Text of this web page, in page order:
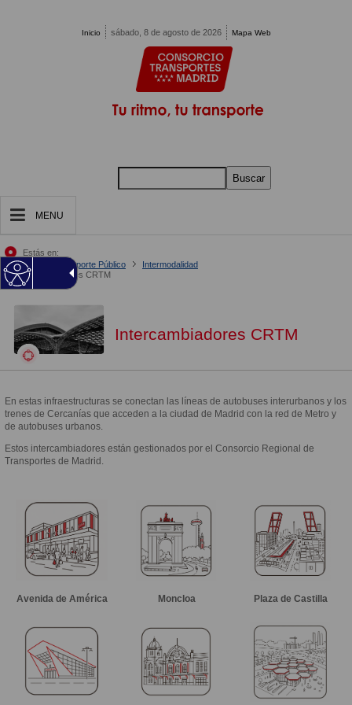
Inicio sábado, 8 de agosto de 2026 Mapa Web
Buscar
MENU
Estás en:
Inicio
Tu Transporte Público
Intermodalidad
Intercambiadores CRTM
Intercambiadores CRTM
En estas infraestructuras se conectan las líneas de autobuses interurbanos y los
trenes de Cercanías que acceden a la ciudad de Madrid con la red de Metro y
de autobuses urbanos.
Estos intercambiadores están gestionados por el Consorcio Regional de
Transportes de Madrid.
Avenida de América Moncloa Plaza de Castilla